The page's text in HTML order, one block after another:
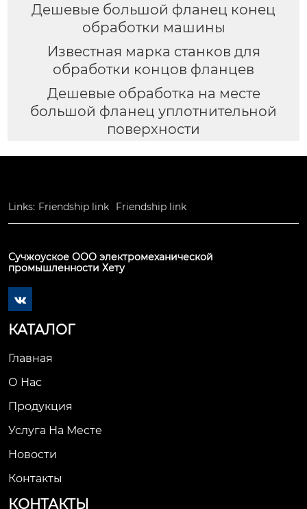
Дешевые большой фланец конец
обработки машины
Известная марка станков для
обработки концов фланцев
Дешевые обработка на месте
большой фланец уплотнительной
поверхности
Links: Friendship link Friendship link
Сучжоуское ООО электромеханической
промышленности Хету

КАТАЛОГ
Главная
О Нас
Продукция
Услуга На Месте
Новости
Контакты
КОНТАКТЫ